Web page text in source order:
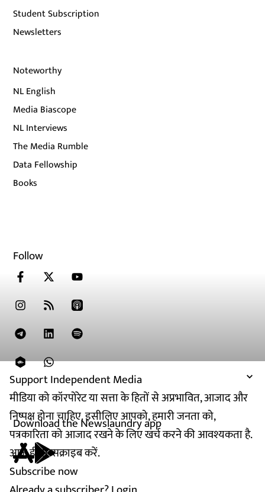
Support Independent Media
मीडिया को कॉरपोरेट या सत्ता के हितों से अप्रभावित, आजाद और
निष्पक्ष होना चाहिए. इसीलिए आपको, हमारी जनता को,
पत्रकारिता को आजाद रखने के लिए खर्च करने की आवश्यकता है.
आज ही सब्सक्राइब करें.
Subscribe now
Student Subscription
Newsletters
Noteworthy
NL English
Media Biascope
NL Interviews
The Media Rumble
Data Fellowship
Books
Follow
Download the Newslaundry app